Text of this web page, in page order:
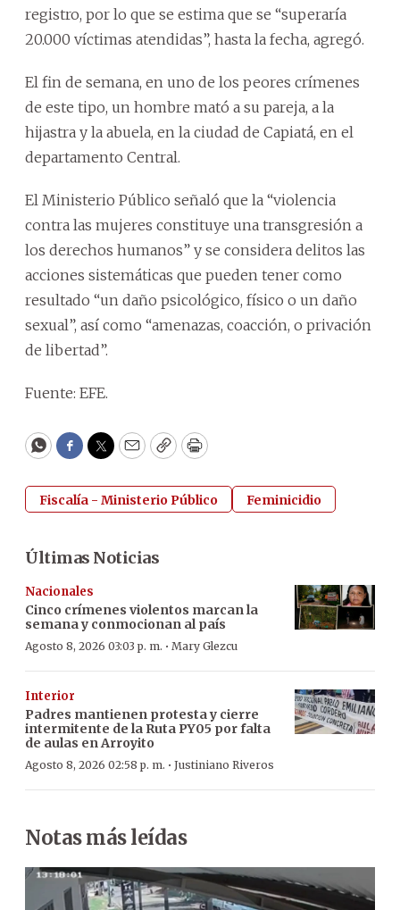
registro, por lo que se estima que se “superaría
20.000 víctimas atendidas”, hasta la fecha, agregó.
El fin de semana, en uno de los peores crímenes
de este tipo, un hombre mató a su pareja, a la
hijastra y la abuela, en la ciudad de Capiatá, en el
departamento Central.
El Ministerio Público señaló que la “violencia
contra las mujeres constituye una transgresión a
los derechos humanos” y se considera delitos las
acciones sistemáticas que pueden tener como
resultado “un daño psicológico, físico o un daño
sexual”, así como “amenazas, coacción, o privación
de libertad”.
Fuente: EFE.
WhatsApp
Facebook
Twitter
EmailCopyPrint
Fiscalía - Ministerio Público Feminicidio
Últimas Noticias
Nacionales
Cinco crímenes violentos marcan la
semana y conmocionan al país
Agosto 8, 2026 03:03 p. m. · Mary Glezcu
Interior
Padres mantienen protesta y cierre
intermitente de la Ruta PY05 por falta
de aulas en Arroyito
Agosto 8, 2026 02:58 p. m. · Justiniano Riveros
Notas más leídas